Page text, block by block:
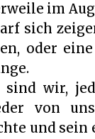
im
sich
oder
sind wir,
von
und sein